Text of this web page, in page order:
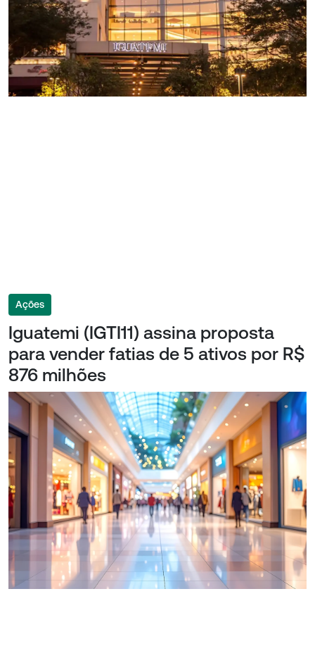
Ações
Iguatemi (IGTI11) assina proposta
para vender fatias de 5 ativos por R$
876 milhões